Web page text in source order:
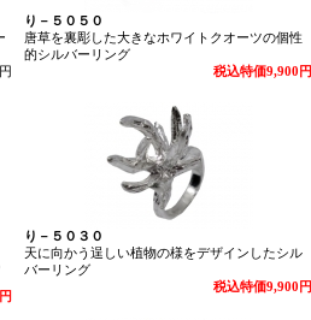
り－５０５０
唐草を裏彫した大きなホワイトクオーツの個性
的シルバーリング
税込特価9,900円
り－５０３０
天に向かう逞しい植物の様をデザインしたシル
バーリング
税込特価9,900円